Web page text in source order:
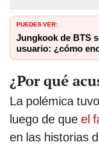
PUEDES VER:
Jungkook de BTS
usuario: ¿cómo
¿Por qué
La polémica
luego de que el
en las historias